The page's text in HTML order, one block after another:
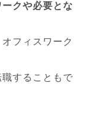
クや必要とな
フィスワーク
することもで